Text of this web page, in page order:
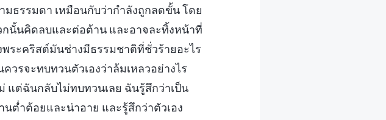
มธรรมดา เหมือนกับว่ากำลังถูกลดขั้น โดย
กนั้นคิดลบและต่อต้าน และอาจละทิ้งหน้าที่
ระคริสต์มันช่างมีธรรมชาติที่ชั่วร้ายอะไร
วรจะทบทวนตัวเองว่าล้มเหลวอย่างไร
ต่ฉันกลับไม่ทบทวนเลย ฉันรู้สึกว่าเป็น
นต่ำต้อยและน่าอาย และรู้สึกว่าตัวเอง